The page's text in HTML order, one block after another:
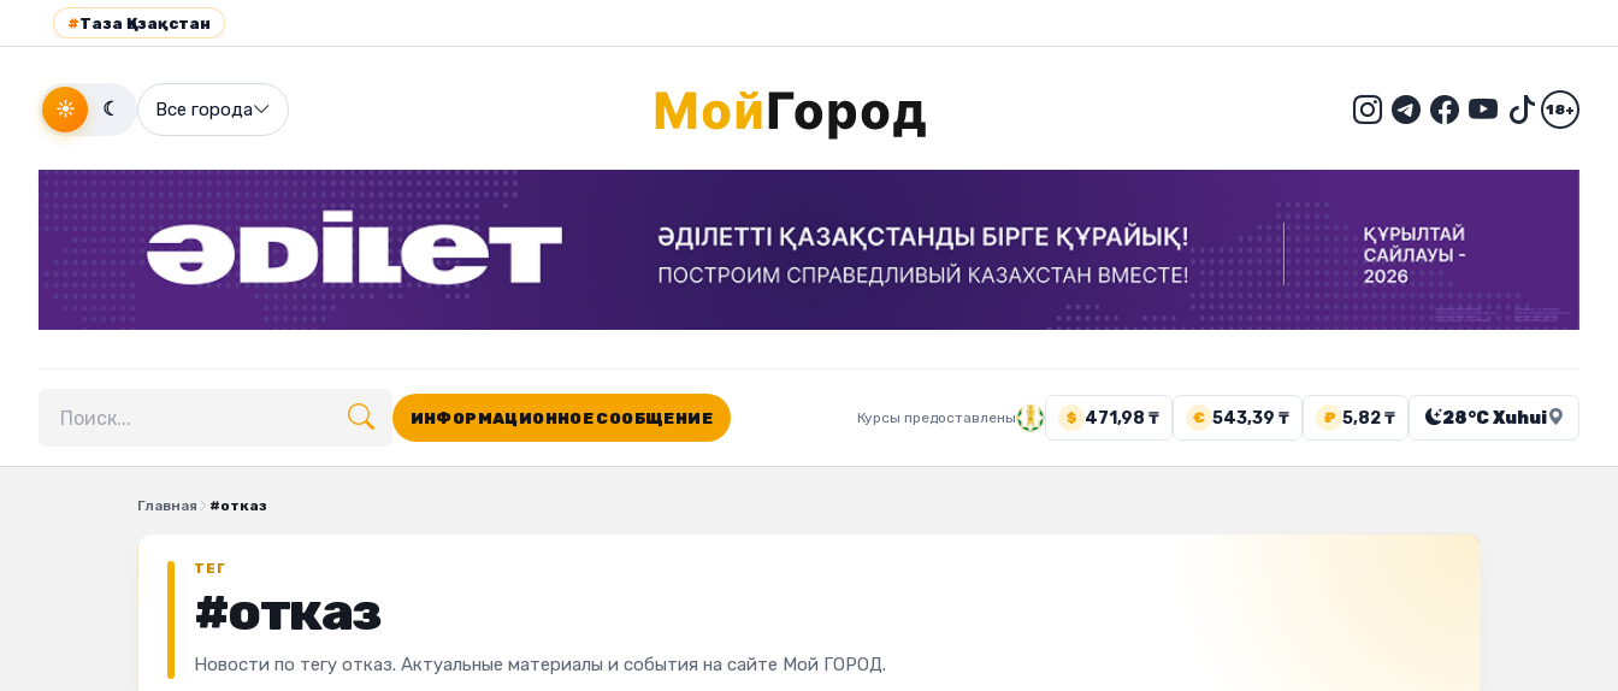
#Таза Қазақстан
☀ ☾ Все города 18+
Поиск по сайту
ИНФОРМАЦИОННОЕ СООБЩЕНИЕ Курсы предоставлены $ 471,98 ₸ € 543,39 ₸ ₽ 5,82 ₸ 28°C Xuhui
Главная #отказ
ТЕГ
#отказ
Новости по тегу отказ. Актуальные материалы и события на сайте Мой ГОРОД.